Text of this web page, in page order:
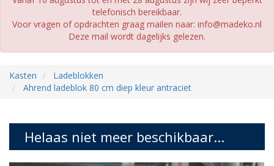
telefonisch bereikbaar.
Voor vragen of opdrachten graag mailen naar: info@madeko.nl
Deze mail wordt dagelijks gelezen.
Kasten
Ladeblokken
Ahrend ladeblok 80 cm diep kleur antraciet
Helaas niet meer beschikbaar...